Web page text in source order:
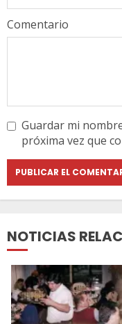
Comentario
Guardar mi
próxima vez que
NOTICIAS